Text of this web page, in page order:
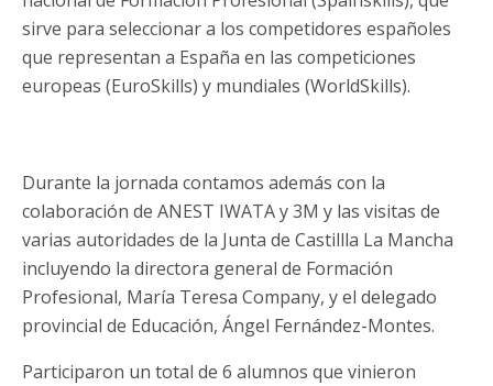
sirve para seleccionar a los competidores españoles
que representan a España en las competiciones
europeas (EuroSkills) y mundiales (WorldSkills).
Durante la jornada contamos además con la
colaboración de ANEST IWATA y 3M y las visitas de
varias autoridades de la Junta de Castillla La Mancha
incluyendo la directora general de Formación
Profesional, María Teresa Company, y el delegado
provincial de Educación, Ángel Fernández-Montes.
Participaron un total de 6 alumnos que vinieron